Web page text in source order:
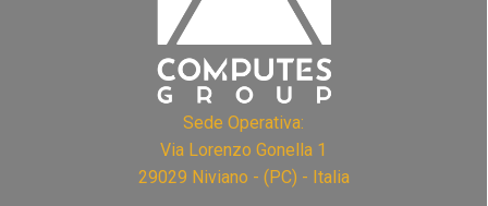
Sede Operativa:
Via Lorenzo Gonella 1
29029 Niviano - (PC) - Italia